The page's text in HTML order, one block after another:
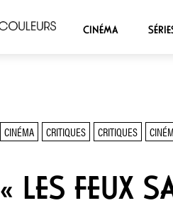
CINÉMA
CINÉMA CRITIQUES CRITIQUES
« LES FEUX